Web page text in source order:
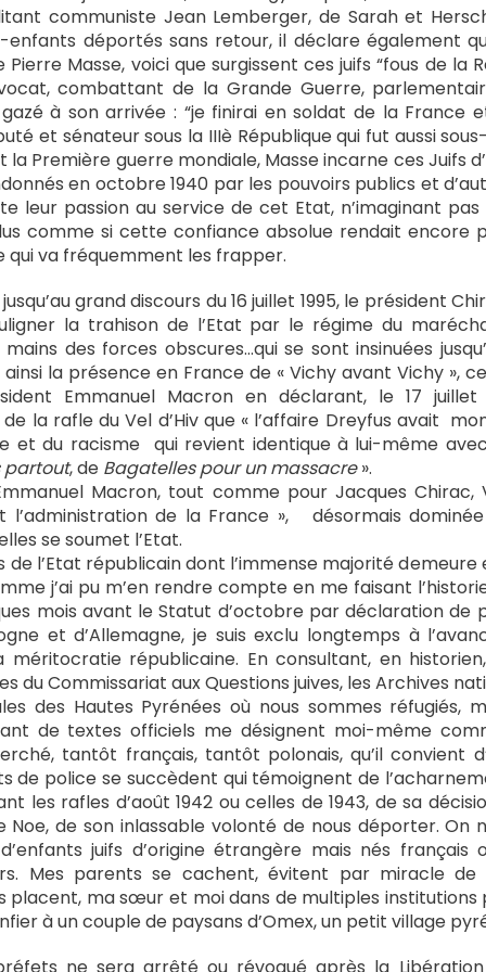
communiste Jean Lemberger, de Sarah et
déportés sans retour, il déclare également
Masse, voici que surgissent ces juifs “fous de la
combattant de la Grande Guerre,
à son arrivée : “je finirai en soldat de la France
et sénateur sous la IIIè République qui fut aussi
Première guerre mondiale, Masse incarne ces Juifs
en octobre 1940 par les pouvoirs publics et
leur passion au service de cet Etat, n’imaginant pas
comme si cette confiance absolue rendait encore
qui va fréquemment les frapper.
grand discours du 16 juillet 1995, le président
la trahison de l’Etat par le régime du
mains des forces obscures…qui se sont insinuées
ainsi la présence en France de « Vichy avant Vichy »,
Emmanuel Macron en déclarant, le 17
la rafle du Vel d’Hiv que « l’affaire Dreyfus avait
et du racisme qui revient identique à lui-même
partout, de Bagatelles pour un massacre».
Macron, tout comme pour Jacques Chirac,
l’administration de la France »,
désormais
se soumet l’Etat.
de l’Etat républicain dont l’immense majorité
j’ai pu m’en rendre compte en me faisant
mois avant le Statut d’octobre par déclaration de
et d’Allemagne, je suis exclu longtemps à
républicaine. En consultant, en
du Commissariat aux Questions juives, les Archives
des Hautes Pyrénées où nous sommes réfugiés,
de textes officiels me désignent moi-même
tantôt français, tantôt polonais, qu’il convient
de police se succèdent qui témoignent de
les rafles d’août 1942 ou celles de 1943, de sa
de son inlassable volonté de nous déporter. On
juifs d’origine étrangère mais nés
Mes parents se cachent, évitent par miracle de
placent, ma sœur et moi dans de multiples institutions
à un couple de paysans d’Omex, un petit village